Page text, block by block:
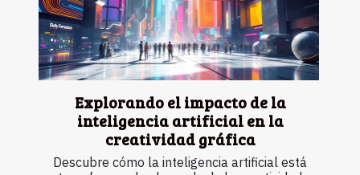
Explorando el impacto de la
inteligencia artificial en la
creatividad gráfica
Descubre cómo la inteligencia artificial está